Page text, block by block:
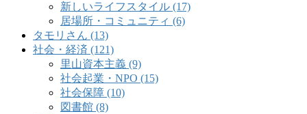
新しいライフスタイル (17)
居場所・コミュニティ (6)
タモリさん (13)
社会・経済 (121)
里山資本主義 (9)
社会起業・NPO (15)
社会保障 (10)
図書館 (8)